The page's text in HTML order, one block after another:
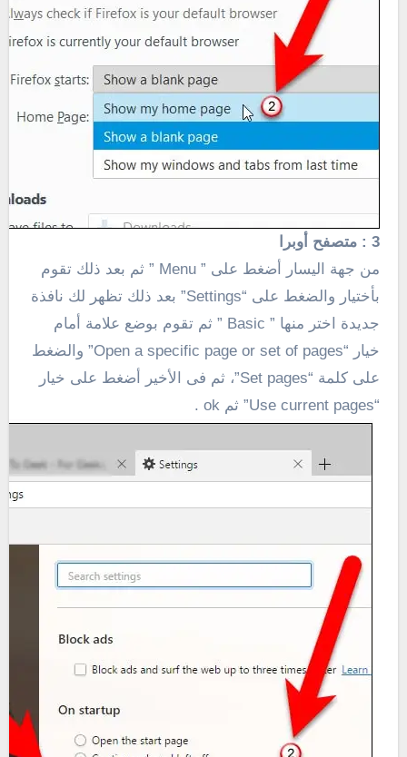
3 : متصفح أوبرا
من جهة اليسار أضغط على ” Menu ” ثم بعد ذلك تقوم
بأختيار والضغط على “Settings” بعد ذلك تظهر لك نافذة
جديدة اختر منها ” Basic ” ثم تقوم بوضع علامة أمام
خيار “Open a specific page or set of pages” والضغط
على كلمة “Set pages”، ثم فى الأخير أضغط على خيار
“Use current pages” ثم ok .